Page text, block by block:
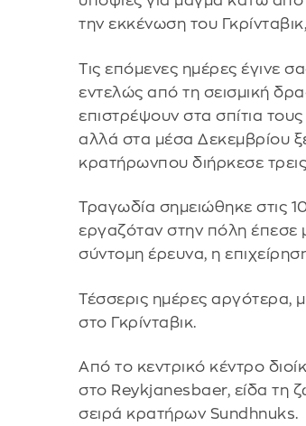
την εκκένωση του
Τις επόμενες ημέρες έγινε
εντελώς από τη σεισμική
επιστρέψουν στα σπίτια
αλλά στα μέσα Δεκεμβρίου
κρατήρωνπου διήρκεσε
Τραγωδία σημειώθηκε στις
εργαζόταν στην πόλη έπεσε
σύντομη έρευνα, η
Τέσσερις ημέρες αργότερα,
στο Γκρίνταβικ.
Από το κεντρικό κέντρο
στο Reykjanesbaer, είδα τη
σειρά κρατήρων Sundhnuks.